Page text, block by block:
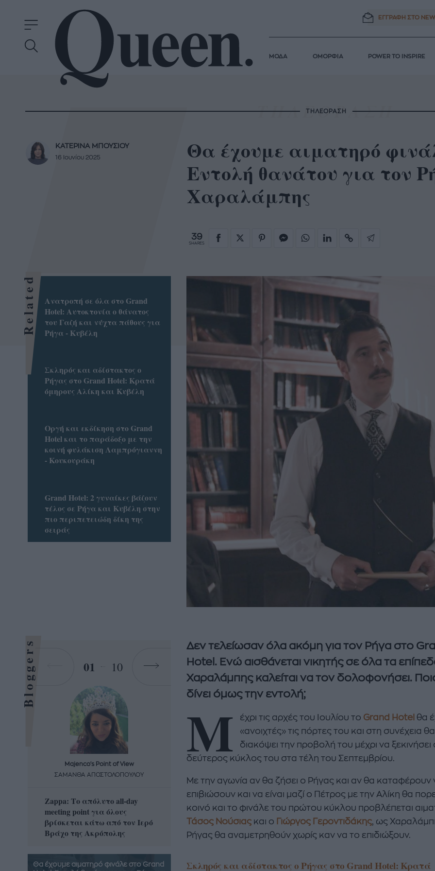
ΕΓΓΡΑΦΗ ΣΤΟ
ΜΟΔΑ ΟΜΟΡΦΙΑ POWER TO INSPIRE
ΤΗΛΕΟΡΑΣΗ
Θα έχουμε αιματηρό
Εντολή θανάτου για τον
Χαραλάμπης
39
SHARES
ΚΑΤΕΡΙΝΑ ΜΠΟΥΣΙΟΥ
16 Ιουνίου 2025
Δεν τελείωσαν όλα ακόμη για τον Ρήγα στο
Hotel. Ενώ αισθάνεται νικητής σε όλα τα
Χαραλάμπης καλείται να τον δολοφονήσει.
δίνει όμως την εντολή;
Μ έχρι τις αρχές του Ιουλίου το Grand Hotel θα
«ανοιχτές» τις πόρτες του και στη συνέχεια θα
διακόψει την προβολή του μέχρι να ξεκινήσει
δεύτερος κύκλος του στα τέλη του Σεπτεμβρίου.
Με την αγωνία αν θα ζήσει ο Ρήγας και αν θα καταφέρουν
επιβιώσουν και να είναι μαζί ο Πέτρος με την Αλίκη θα
κοινό και το φινάλε του πρώτου κύκλου προβλέπεται
Τάσος Νούσιας και ο Γιώργος Γεροντιδάκης, ως
Ρήγας θα αναμετρηθούν χωρίς καν να το επιδιώξουν.
Σκληρός και αδίστακτος ο Ρήγας στο Grand Hotel: Κρατά
Related
Ανατροπή σε όλα στο Grand
Hotel: Αυτοκτονία ο θάνατος
του Γαζή και νύχτα πάθους για
Ρήγα - Κυβέλη
Σκληρός και αδίστακτος ο
Ρήγας στο Grand Hotel: Κρατά
όμηρους Αλίκη και Κυβέλη
Οργή και εκδίκηση στο Grand
Hotel και το παράδοξο με την
κοινή φυλάκιση Λαμπρόγιαννη
- Κουκουράκη
Grand Hotel: 2 γυναίκες βάζουν
τέλος σε Ρήγα και Κυβέλη στην
πιο περιπετειώδη δίκη της
σειράς
Bloggers 01 10
Majenco's Point of View
ΣΑΜΑΝΘΑ ΑΠΟΣΤΟΛΟΠΟΥΛΟΥ
Zappa: Το απόλυτο all-day
meeting point για όλους
βρίσκεται κάτω από τον Ιερό
Βράχο της Ακρόπολης
Majenco's Point of View
Η απόλυτη καλοκαιρινή
δροσερή σαλάτα με
καρπούζι, φέτα και φράουλες
που θα λατρέψετε
A STORY BY KORI
Nτίνα Νικολάου: «Όταν
έπαθα την πρώτη κρίση
πανικού νόμιζα πως θα
πεθάνω»
Θα έχουμε αιματηρό φινάλε στο Grand